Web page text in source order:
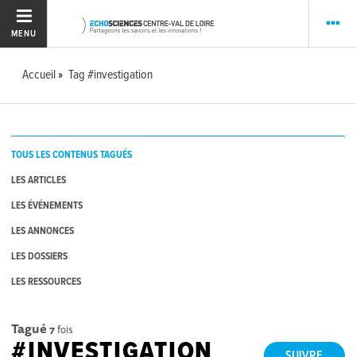
MENU
Accueil Tag #investigation
TOUS LES CONTENUS TAGUÉS
LES ARTICLES
LES ÉVÉNEMENTS
LES ANNONCES
LES DOSSIERS
LES RESSOURCES
Tagué 7fois